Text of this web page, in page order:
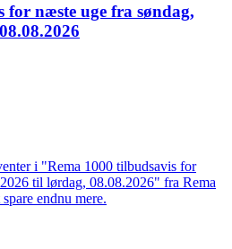
for næste uge fra søndag,
i "Rema 1000 tilbudsavis for
til lørdag, 08.08.2026" fra Rema
endnu mere.